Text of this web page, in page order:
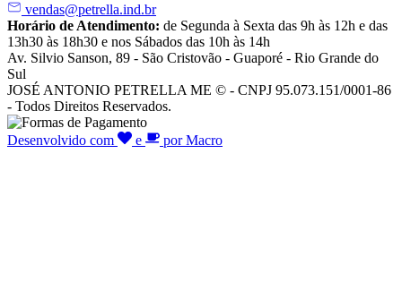
vendas@petrella.ind.br
Horário de Atendimento: de Segunda à Sexta das 9h às 12h e das
13h30 às 18h30 e nos Sábados das 10h às 14h
Av. Silvio Sanson, 89 - São Cristovão - Guaporé - Rio Grande do
Sul
JOSÉ ANTONIO PETRELLA ME © - CNPJ 95.073.151/0001-86
- Todos Direitos Reservados.
Desenvolvido com e por Macro